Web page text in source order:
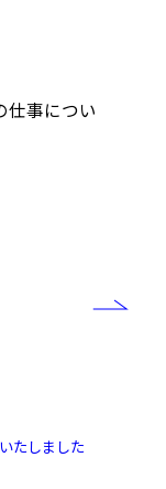
仕事につい
たしました